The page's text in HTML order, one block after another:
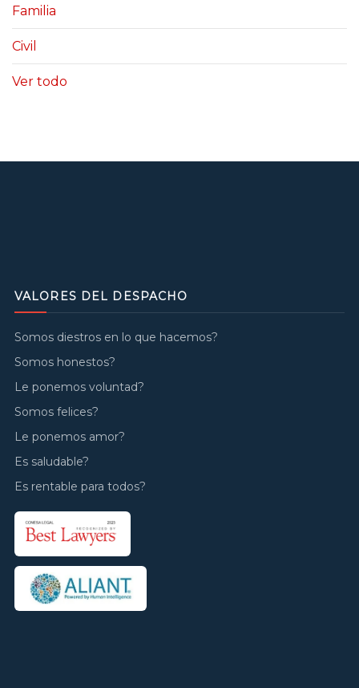
Familia
Civil
Ver todo
VALORES DEL DESPACHO
Somos diestros en lo que hacemos?
Somos honestos?
Le ponemos voluntad?
Somos felices?
Le ponemos amor?
Es saludable?
Es rentable para todos?